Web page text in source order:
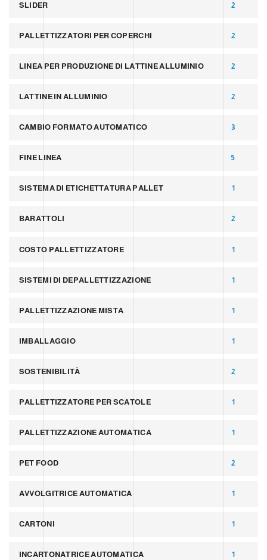
SLIDER 2
PALLETTIZZATORI PER COPERCHI 2
LINEA PER PRODUZIONE DI LATTINE ALLUMINIO 2
LATTINE IN ALLUMINIO 2
CAMBIO FORMATO AUTOMATICO 3
FINE LINEA 5
SISTEMA DI ETICHETTATURA PALLET 1
BARATTOLI 2
COSTO PALLETTIZZATORE 1
SISTEMI DI DEPALLETTIZZAZIONE 1
PALLETTIZZAZIONE MISTA 1
IMBALLAGGIO 1
SOSTENIBILITÀ 2
PALLETTIZZATORE PER SCATOLE 1
PALLETTIZZAZIONE AUTOMATICA 1
PET FOOD 2
AVVOLGITRICE AUTOMATICA 1
CARTONI 1
INCARTONATRICE AUTOMATICA 1